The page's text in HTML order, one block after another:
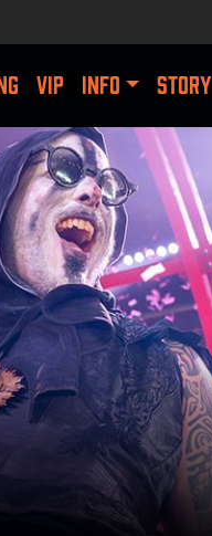
VIP INFO STORY